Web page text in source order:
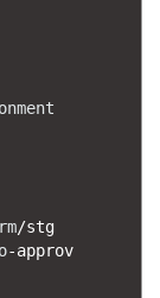
/stg
-approv